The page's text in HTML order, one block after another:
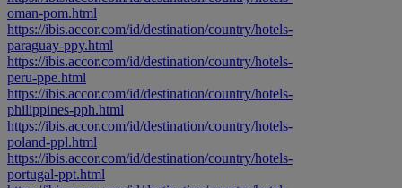
oman-pom.html
https://ibis.accor.com/id/destination/country/hotels-
paraguay-ppy.html
https://ibis.accor.com/id/destination/country/hotels-
peru-ppe.html
https://ibis.accor.com/id/destination/country/hotels-
philippines-pph.html
https://ibis.accor.com/id/destination/country/hotels-
poland-ppl.html
https://ibis.accor.com/id/destination/country/hotels-
portugal-ppt.html